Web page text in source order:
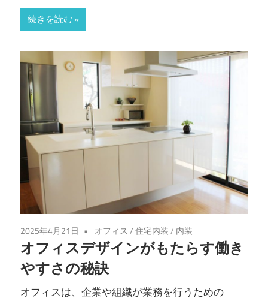
続きを読む
2025年4月21日 オフィス /住宅内装/ 内装
オフィスデザインがもたらす働き
やすさの秘訣
オフィスは、企業や組織が業務を行うための